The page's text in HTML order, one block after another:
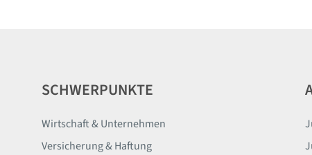
SCHWERPUNKTE
Wirtschaft & Unternehmen
Versicherung & Haftung